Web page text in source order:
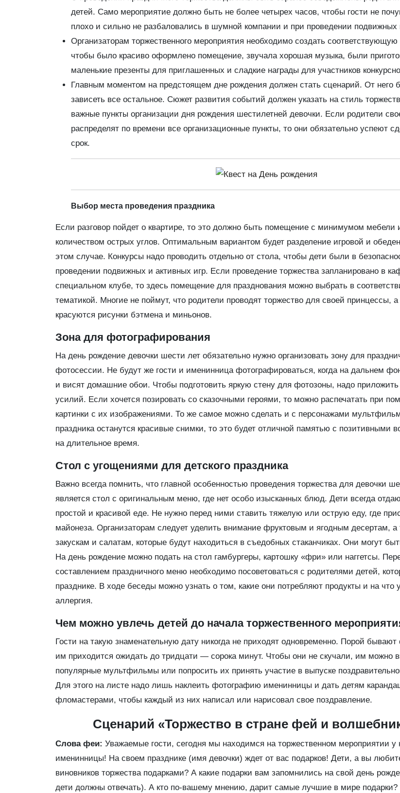
детей. Само мероприятие должно быть не более четырех часов, чтобы гости не
плохо и сильно не разбаловались в шумной компании и при проведении подвижных
Организаторам торжественного мероприятия необходимо создать
чтобы было красиво оформлено помещение, звучала хорошая музыка, были
маленькие презенты для приглашенных и сладкие награды для участников
Главным моментом на предстоящем дне рождения должен стать сценарий. От него
зависеть все остальное. Сюжет развития событий должен указать на стиль
важные пункты организации дня рождения шестилетней девочки. Если родители
распределят по времени все организационные пункты, то они обязательно успеют
срок.
Выбор места проведения праздника
Если разговор пойдет о квартире, то это должно быть помещение с минимумом
количеством острых углов. Оптимальным вариантом будет разделение игровой и
этом случае. Конкурсы надо проводить отдельно от стола, чтобы дети были в
проведении подвижных и активных игр. Если проведение торжества запланировано в
специальном клубе, то здесь помещение для празднования можно выбрать в
тематикой. Многие не поймут, что родители проводят торжество для своей принцессы, а
красуются рисунки бэтмена и миньонов.
Зона для фотографирования
На день рождение девочки шести лет обязательно нужно организовать зону для
фотосессии. Не будут же гости и именинница фотографироваться, когда на дальнем
и висят домашние обои. Чтобы подготовить яркую стену для фотозоны, надо
усилий. Если хочется позировать со сказочными героями, то можно распечатать при
картинки с их изображениями. То же самое можно сделать и с персонажами
праздника останутся красивые снимки, то это будет отличной памятью с позитивными
на длительное время.
Стол с угощениями для детского праздника
Важно всегда помнить, что главной особенностью проведения торжества для девочки
является стол с оригинальным меню, где нет особо изысканных блюд. Дети всегда
простой и красивой еде. Не нужно перед ними ставить тяжелую или острую еду, где
майонеза. Организаторам следует уделить внимание фруктовым и ягодным десертам, а
закускам и салатам, которые будут находиться в съедобных стаканчиках. Они могут
На день рождение можно подать на стол гамбургеры, картошку «фри» или наггетсы.
составлением праздничного меню необходимо посоветоваться с родителями детей,
празднике. В ходе беседы можно узнать о том, какие они потребляют продукты и на что
аллергия.
Чем можно увлечь детей до начала торжественного
Гости на такую знаменательную дату никогда не приходят одновременно. Порой бывают
им приходится ожидать до тридцати — сорока минут. Чтобы они не скучали, им можно
популярные мультфильмы или попросить их принять участие в выпуске
Для этого на листе надо лишь наклеить фотографию именинницы и дать детям
фломастерами, чтобы каждый из них написал или нарисовал свое поздравление.
Сценарий «Торжество в стране фей и
Слова феи: Уважаемые гости, сегодня мы находимся на торжественном мероприятии у
именинницы! На своем празднике (имя девочки) ждет от вас подарков! Дети, а вы
виновников торжества подарками? А какие подарки вам запомнились на свой день
дети должны отвечать). А кто по-вашему мнению, дарит самые лучшие в мире подарки?